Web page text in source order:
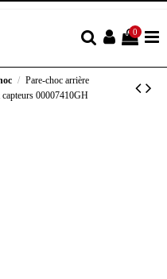
0
Pare-choc arrière
00007410GH